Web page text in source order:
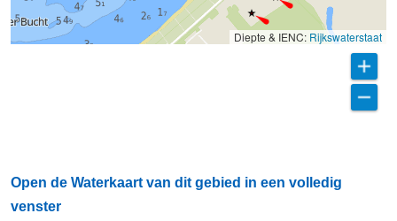
Diepte & IENC: Rijkswaterstaat
Open de Waterkaart van dit gebied in een volledig
venster